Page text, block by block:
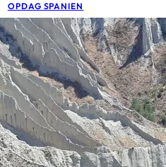
OPDAG SPANIEN
Fra Madrid-
sådan
december 24, 2025•
Du lander i Madrid-Barajas
ruller bolden på Civitas